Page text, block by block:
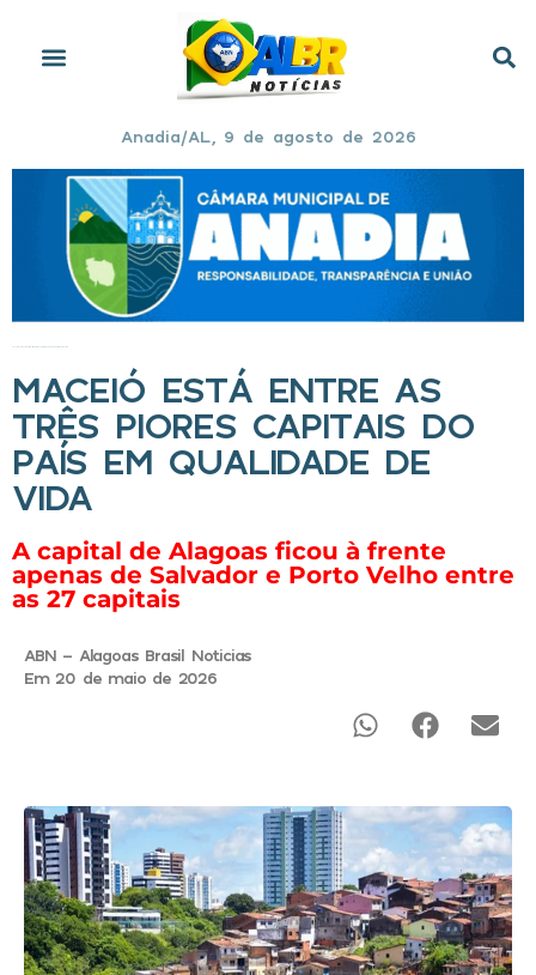
Anadia/AL, 9 de agosto de 2026
MACEIÓ ESTÁ ENTRE AS
TRÊS PIORES CAPITAIS DO
PAÍS EM QUALIDADE DE
VIDA
A capital de Alagoas ficou à frente
apenas de Salvador e Porto Velho entre
as 27 capitais
ABN - Alagoas Brasil Noticias
Em 20 de maio de 2026